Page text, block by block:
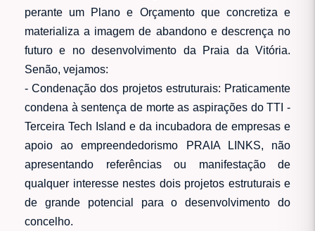
perante um Plano e Orçamento que concretiza e
materializa a imagem de abandono e descrença no
futuro e no desenvolvimento da Praia da Vitória.
Senão, vejamos:
- Condenação dos projetos estruturais: Praticamente
condena à sentença de morte as aspirações do TTI -
Terceira Tech Island e da incubadora de empresas e
apoio ao empreendedorismo PRAIA LINKS, não
apresentando referências ou manifestação de
qualquer interesse nestes dois projetos estruturais e
de grande potencial para o desenvolvimento do
concelho.